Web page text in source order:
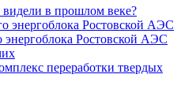
в прошлом веке?
энергоблока Ростовской АЭС
энергоблока Ростовской АЭС
переработки твердых